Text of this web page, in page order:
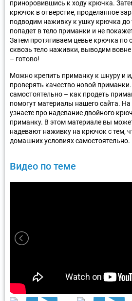
приноровившись к ходу крючка.
крючок в отверстие, проделанное
подводим наживку к ушку крючка до
попадет в тело приманки и не
Затем протягиваем цевье крючка по
сквозь тело наживки, выводим
– готово!
Можно крепить приманку к шнуру и
проверять качество новой
самостоятельно – как продеть
помогут материалы нашего сайта.
узнаете про надевание двойного
приманку. В этом материале вы
надевают наживку на крючок с тем,
домашних условиях самостоятельно.
Видео по теме